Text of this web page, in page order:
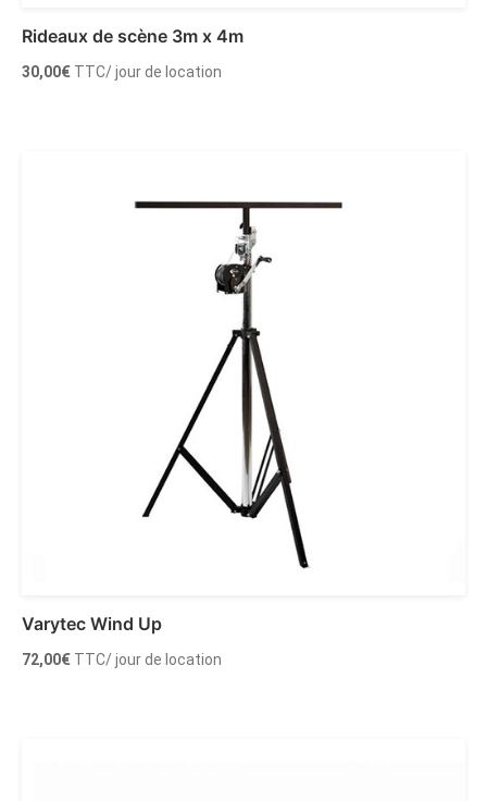
Rideaux de scène 3m x 4m
30,00€ TTC/ jour de location
Varytec Wind Up
72,00€ TTC/ jour de location